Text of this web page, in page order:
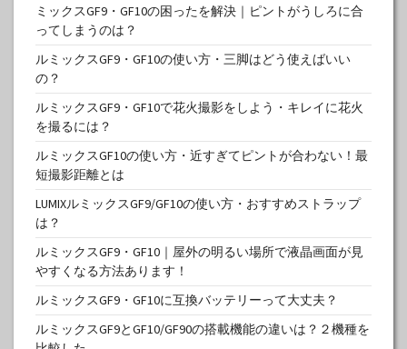
ミックスGF9・GF10の困ったを解決｜ピントがうしろに合
ってしまうのは？
ルミックスGF9・GF10の使い方・三脚はどう使えばいい
の？
ルミックスGF9・GF10で花火撮影をしよう・キレイに花火
を撮るには？
ルミックスGF10の使い方・近すぎてピントが合わない！最
短撮影距離とは
LUMIXルミックスGF9/GF10の使い方・おすすめストラップ
は？
ルミックスGF9・GF10｜屋外の明るい場所で液晶画面が見
やすくなる方法あります！
ルミックスGF9・GF10に互換バッテリーって大丈夫？
ルミックスGF9とGF10/GF90の搭載機能の違いは？２機種を